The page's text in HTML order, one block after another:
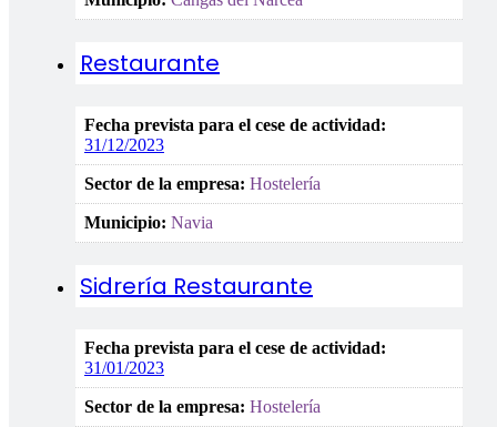
Restaurante
Fecha prevista para el cese de actividad:
31/12/2023
Sector de la empresa: Hostelería
Municipio: Navia
Sidrería Restaurante
Fecha prevista para el cese de actividad:
31/01/2023
Sector de la empresa: Hostelería